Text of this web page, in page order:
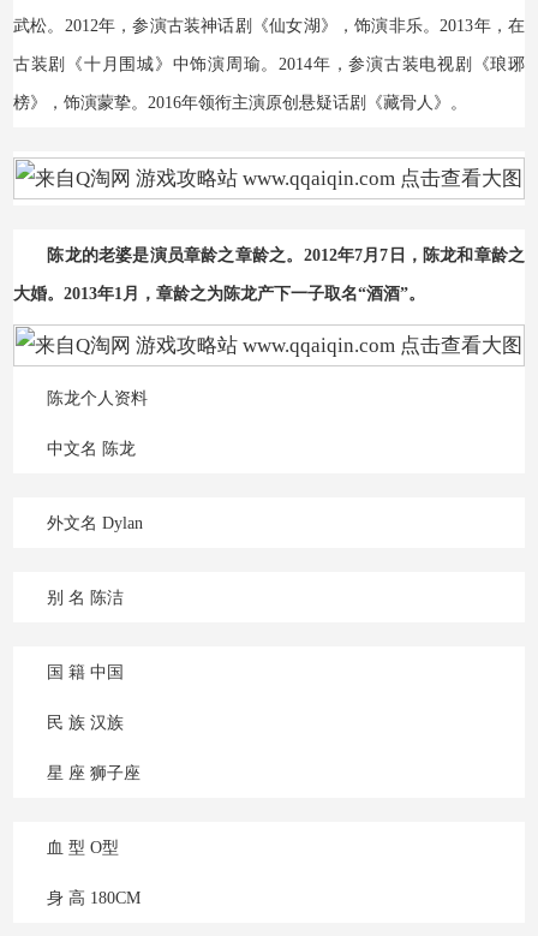
武松。2012年，参演古装神话剧《仙女湖》，饰演非乐。2013年，在
古装剧《十月围城》中饰演周瑜。2014年，参演古装电视剧《琅琊
榜》，饰演蒙挚。2016年领衔主演原创悬疑话剧《藏骨人》。
陈龙的老婆是演员章龄之章龄之。2012年7月7日，陈龙和章龄之
大婚。2013年1月，章龄之为陈龙产下一子取名“酒酒”。
陈龙个人资料
中文名 陈龙
外文名 Dylan
别 名 陈洁
国 籍 中国
民 族 汉族
星 座 狮子座
血 型 O型
身 高 180CM